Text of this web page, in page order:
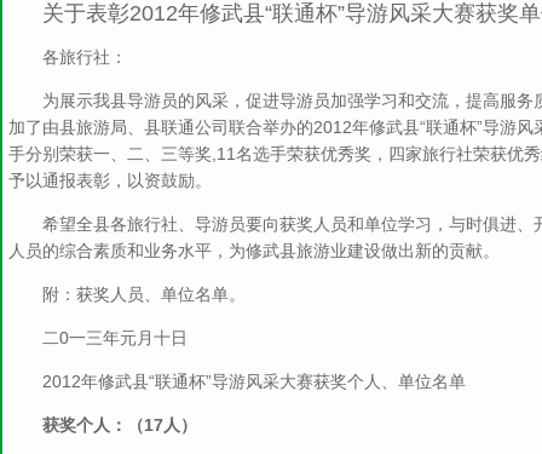
关于表彰2012年修武县“联通杯”导游风采大赛获奖
各旅行社：
为展示我县导游员的风采，促进导游员加强学习和交流，提高服
加了由县旅游局、县联通公司联合举办的2012年修武县“联通杯”导游
手分别荣获一、二、三等奖,11名选手荣获优秀奖，四家旅行社荣获优
予以通报表彰，以资鼓励。
希望全县各旅行社、导游员要向获奖人员和单位学习，与时俱进
人员的综合素质和业务水平，为修武县旅游业建设做出新的贡献。
附：获奖人员、单位名单。
二0一三年元月十日
2012年修武县“联通杯”导游风采大赛获奖个人、单位名单
获奖个人：（17人）